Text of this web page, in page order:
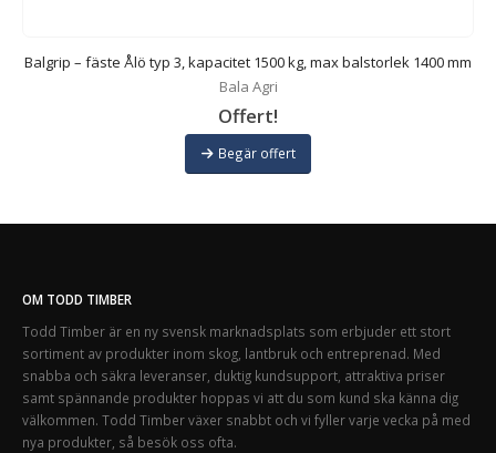
Balgrip – fäste Ålö typ 3, kapacitet 1500 kg, max balstorlek 1400 mm
Bala Agri
Offert!
Begär offert
OM TODD TIMBER
Todd Timber är en ny svensk marknadsplats som erbjuder ett stort
sortiment av produkter inom skog, lantbruk och entreprenad. Med
snabba och säkra leveranser, duktig kundsupport, attraktiva priser
samt spännande produkter hoppas vi att du som kund ska känna dig
välkommen. Todd Timber växer snabbt och vi fyller varje vecka på med
nya produkter, så besök oss ofta.